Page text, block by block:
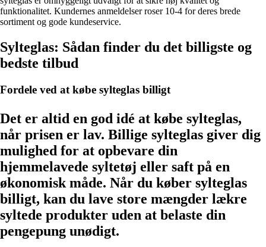
funktionalitet. Kundernes anmeldelser roser 10-4 for deres brede
sortiment og gode kundeservice.
Sylteglas: Sådan finder du det billigste og
bedste tilbud
Fordele ved at købe sylteglas billigt
Det er altid en god idé at købe sylteglas,
når prisen er lav. Billige sylteglas giver dig
mulighed for at opbevare din
hjemmelavede syltetøj eller saft på en
økonomisk måde. Når du køber sylteglas
billigt, kan du lave store mængder lækre
syltede produkter uden at belaste din
pengepung unødigt.